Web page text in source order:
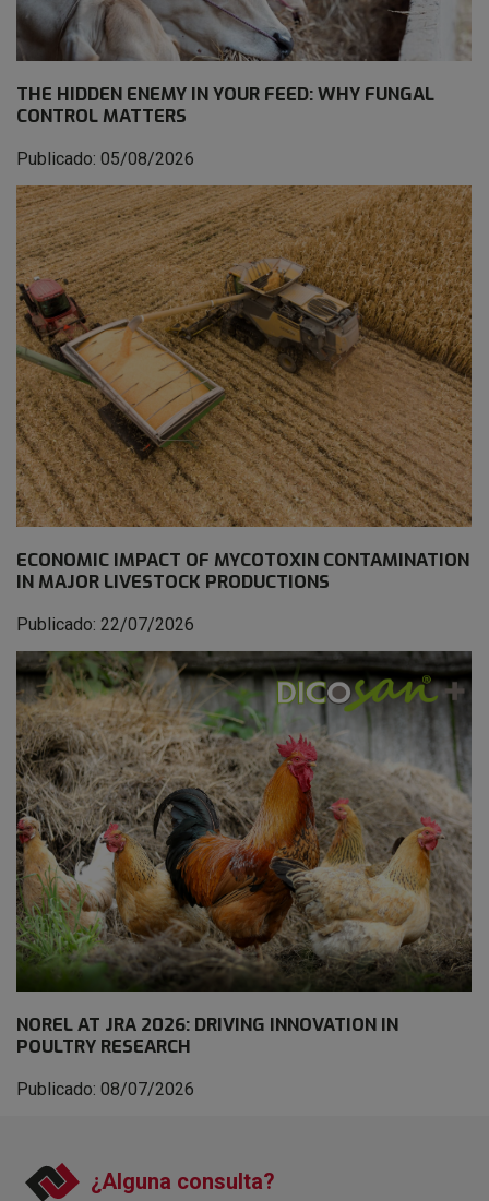
THE HIDDEN ENEMY IN YOUR FEED: WHY FUNGAL
CONTROL MATTERS
Publicado: 05/08/2026
ECONOMIC IMPACT OF MYCOTOXIN CONTAMINATION
IN MAJOR LIVESTOCK PRODUCTIONS
Publicado: 22/07/2026
NOREL AT JRA 2026: DRIVING INNOVATION IN
POULTRY RESEARCH
Publicado: 08/07/2026
¿Alguna consulta?